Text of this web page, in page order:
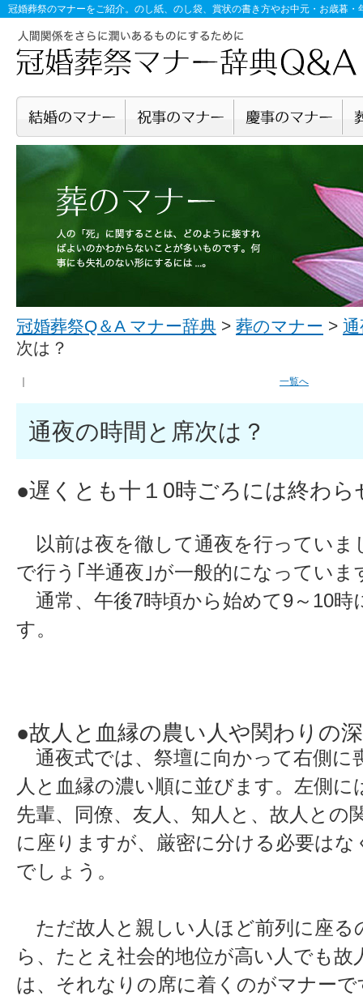
冠婚葬祭のマナーをご紹介。のし紙、のし袋、賞状の書き方やお中元・お歳暮
冠婚葬祭Q＆A マナー辞典 > 葬のマナー >
次は？
｜ 一覧へ
通夜の時間と席次は？
●遅くとも十１0時ごろには終わら
以前は夜を徹して通夜を行っていま
で行う｢半通夜｣が一般的になっていま
通常、午後7時頃から始めて9～10時
す。
●故人と血縁の農い人や関わりの
通夜式では、祭壇に向かって右側に
人と血縁の濃い順に並びます。左側に
先輩、同僚、友人、知人と、故人との
に座りますが、厳密に分ける必要は
でしょう。
ただ故人と親しい人ほど前列に座る
ら、たとえ社会的地位が高い人でも
は、それなりの席に着くのがマナーで